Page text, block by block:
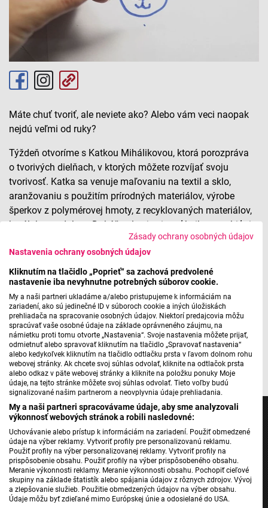
Zásady ochrany osobných údajov
Nastavenia ochrany osobných údajov
Kliknutím na tlačidlo „Poprieť“ sa zachová predvolené
nastavenie iba nevyhnutne potrebných súborov cookie.
My a naši partneri ukladáme a/alebo pristupujeme k informáciám na
zariadení, ako sú jedinečné ID v súboroch cookie a iných úložiskách
prehliadača na spracovanie osobných údajov. Niektorí predajcovia môžu
spracúvať vaše osobné údaje na základe oprávneného záujmu, na
námietku proti tomu otvorte „Nastavenia“. Svoje nastavenia môžete prijať,
odmietnuť alebo spravovať kliknutím na tlačidlo „Spravovať nastavenia“
alebo kedykoľvek kliknutím na tlačidlo odtlačku prsta v ľavom dolnom rohu
webovej stránky. Ak chcete svoj súhlas odvolať, kliknite na odtlačok prsta
alebo odkaz v päte webovej stránky a kliknite na položku ponuky Moje
údaje, na tejto stránke môžete svoj súhlas odvolať. Tieto voľby budú
signalizované našim partnerom a neovplyvnia údaje prehliadania.
My a naši partneri spracovávame údaje, aby sme analyzovali
výkonnosť webových stránok a robili nasledovné:
Uchovávanie alebo prístup k informáciám na zariadení. Použiť obmedzené
údaje na výber reklamy. Vytvoriť profily pre personalizovanú reklamu.
Použiť profily na výber personalizovanej reklamy. Vytvoriť profily na
prispôsobenie obsahu. Použiť profily na výber prispôsobeného obsahu.
Meranie výkonnosti reklamy. Meranie výkonnosti obsahu. Pochopiť cieľové
skupiny na základe štatistík alebo spájania údajov z rôznych zdrojov. Vývoj
a zlepšovanie služieb. Použitie obmedzených údajov na výber obsahu.
Údaje môžu byť zdieľané mimo Európskej únie a odosielané do USA.
Máte chuť tvoriť, ale neviete ako? Alebo vám veci naopak
nejdú veľmi od ruky?
Týždeň otvoríme s Katkou Mihálikovou, ktorá porozpráva
o tvorivých dielňach, v ktorých môžete rozvíjať svoju
tvorivosť. Katka sa venuje maľovaniu na textil a sklo,
aranžovaniu s použitím prírodných materiálov, výrobe
šperkov z polymérovej hmoty, z recyklovaných materiálov,
korálok a podobne. Dokáže ale aj zviazať knihu, vyrobiť si
vlastnú kozmetiku. Ak chcete vedieť, ako si aj vy môžete
niečo podobné vytvoriť, počúvajte Rádio_FM v pondelok
popoludní s Luciou.
Utorok bude mať v rukách Andrej_FM a má pre vás
informácie, ktoré ste o ľavákoch možno ani netušili. Sú
medzi nimi mnohí hudobníci ako Jimi Hendrix, Kurt Cobain,
ale aj Noel Gallagher. Medzinárodný deň ľavákov oslavujú
práve 13. augusta.
Jednotka
Dvojka
24
Šport